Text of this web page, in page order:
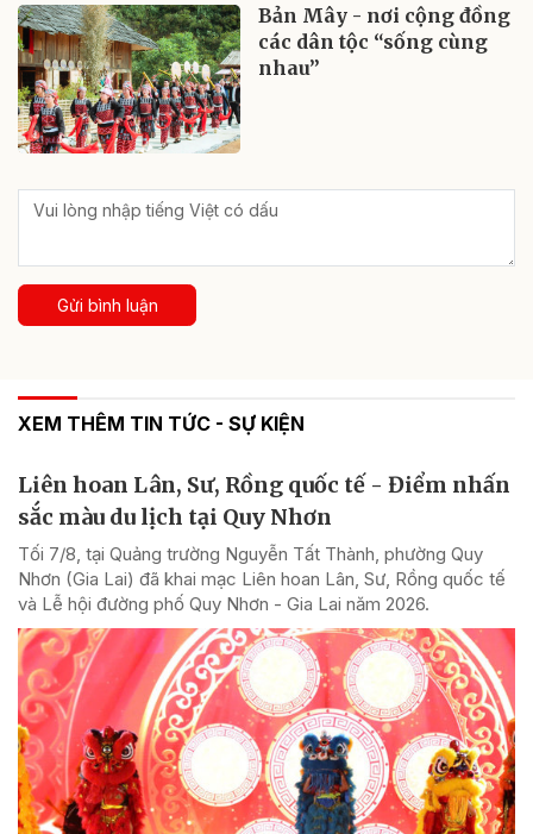
Bản Mây - nơi cộng đồng
các dân tộc “sống cùng
nhau”
Gửi bình luận
XEM THÊM TIN TỨC - SỰ KIỆN
Liên hoan Lân, Sư, Rồng quốc tế - Điểm nhấn
sắc màu du lịch tại Quy Nhơn
Tối 7/8, tại Quảng trường Nguyễn Tất Thành, phường Quy
Nhơn (Gia Lai) đã khai mạc Liên hoan Lân, Sư, Rồng quốc tế
và Lễ hội đường phố Quy Nhơn - Gia Lai năm 2026.